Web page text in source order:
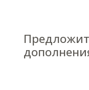
Saint Petersburg State
Санкт-Петербургский
2026